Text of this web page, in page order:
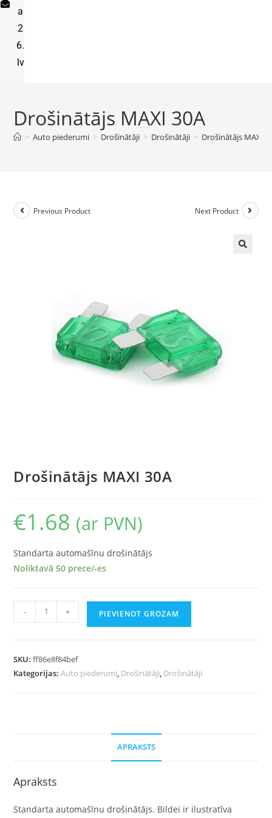
a
2
6.
lv
Drošinātājs MAXI 30A
> Auto piederumi > Drošinātāji > Drošinātāji > Drošinātājs MAXI
Previous Product Next Product
Drošinātājs MAXI 30A
€1.68 (ar PVN)
Standarta automašīnu drošinātājs
Noliktavā 50 prece/-es
- + PIEVIENOT GROZAM
SKU:ff86e8f84bef
Kategorijas:Auto piederumi, Drošinātāji, Drošinātāji
APRAKSTS
Apraksts
Standarta automašīnu drošinātājs. Bildei ir ilustratīva